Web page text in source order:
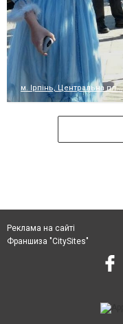
м. Ірпінь, Центральна пл...
Реклама на сайті
Франшиза "CitySites"